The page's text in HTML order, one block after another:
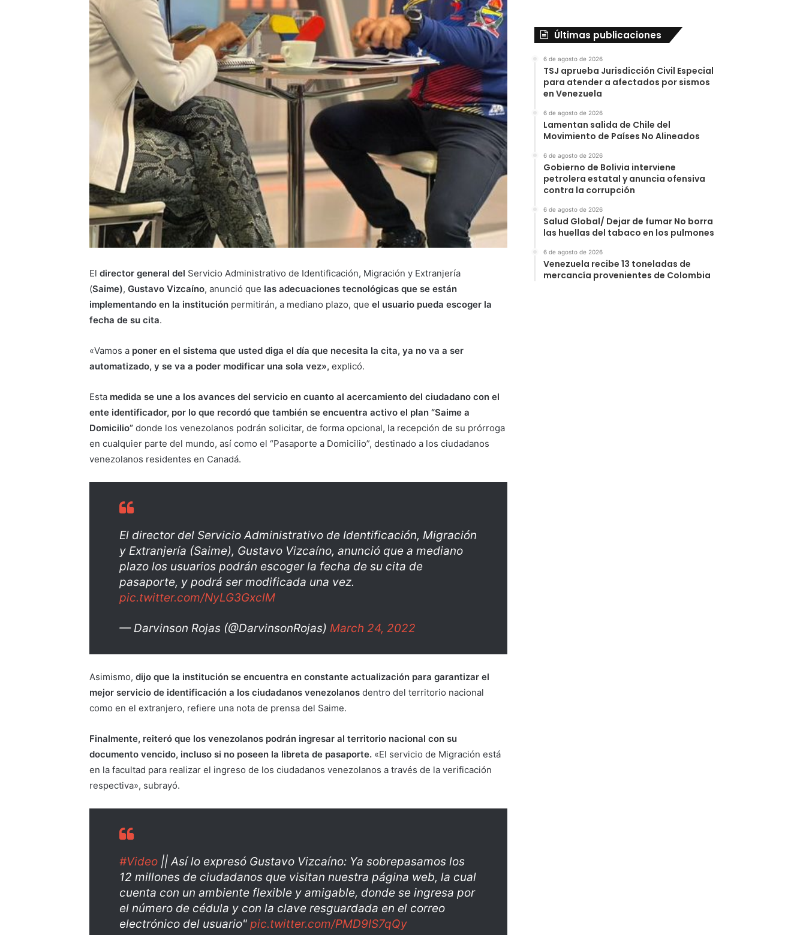
Eldirector general del Servicio Administrativo de Identificación, Migración y Extranjería
(Saime), Gustavo Vizcaíno, anunció que las adecuaciones tecnológicas que se están
implementando en la institución permitirán, a mediano plazo, queel usuario pueda escoger la
fecha de su cita.
«Vamos a poner en el sistema que usted diga el día que necesita la cita, ya no va a ser
automatizado, y se va a poder modificar una sola vez», explicó.
Esta medida se une a los avances del servicio en cuanto al acercamiento del ciudadano con el
ente identificador, por lo que recordó que también se encuentra activo el plan “Saime a
Domicilio”donde los venezolanos podrán solicitar, de forma opcional, la recepción de su prórroga
en cualquier parte del mundo, así como el “Pasaporte a Domicilio”, destinado a los ciudadanos
venezolanos residentes en Canadá.
El director del Servicio Administrativo de Identificación, Migración
y Extranjería (Saime), Gustavo Vizcaíno, anunció que a mediano
plazo los usuarios podrán escoger la fecha de su cita de
pasaporte, y podrá ser modificada una vez.
pic.twitter.com/NyLG3GxclM
— Darvinson Rojas (@DarvinsonRojas) March 24, 2022
Asimismo,dijo que la institución se encuentra en constante actualización para garantizar el
mejor servicio de identificación a los ciudadanos venezolanos dentro del territorio nacional
como en el extranjero, refiere una nota de prensa del Saime.
Finalmente, reiteró que los venezolanos podrán ingresar al territorio nacional con su
documento vencido, incluso si no poseen la libreta de pasaporte. «El servicio de Migración está
en la facultad para realizar el ingreso de los ciudadanos venezolanos a través de la verificación
respectiva», subrayó.
#Video || Así lo expresó Gustavo Vizcaíno: Ya sobrepasamos los
12 millones de ciudadanos que visitan nuestra página web, la cual
cuenta con un ambiente flexible y amigable, donde se ingresa por
el número de cédula y con la clave resguardada en el correo
electrónico del usuario"pic.twitter.com/PMD9IS7qQy
Últimas publicaciones
6 de agosto de 2026
TSJ aprueba Jurisdicción Civil Especial
para atender a afectados por sismos
en Venezuela
6 de agosto de 2026
Lamentan salida de Chile del
Movimiento de Países No Alineados
6 de agosto de 2026
Gobierno de Bolivia interviene
petrolera estatal y anuncia ofensiva
contra la corrupción
6 de agosto de 2026
Salud Global/ Dejar de fumar No borra
las huellas del tabaco en los pulmones
6 de agosto de 2026
Venezuela recibe 13 toneladas de
mercancía provenientes de Colombia